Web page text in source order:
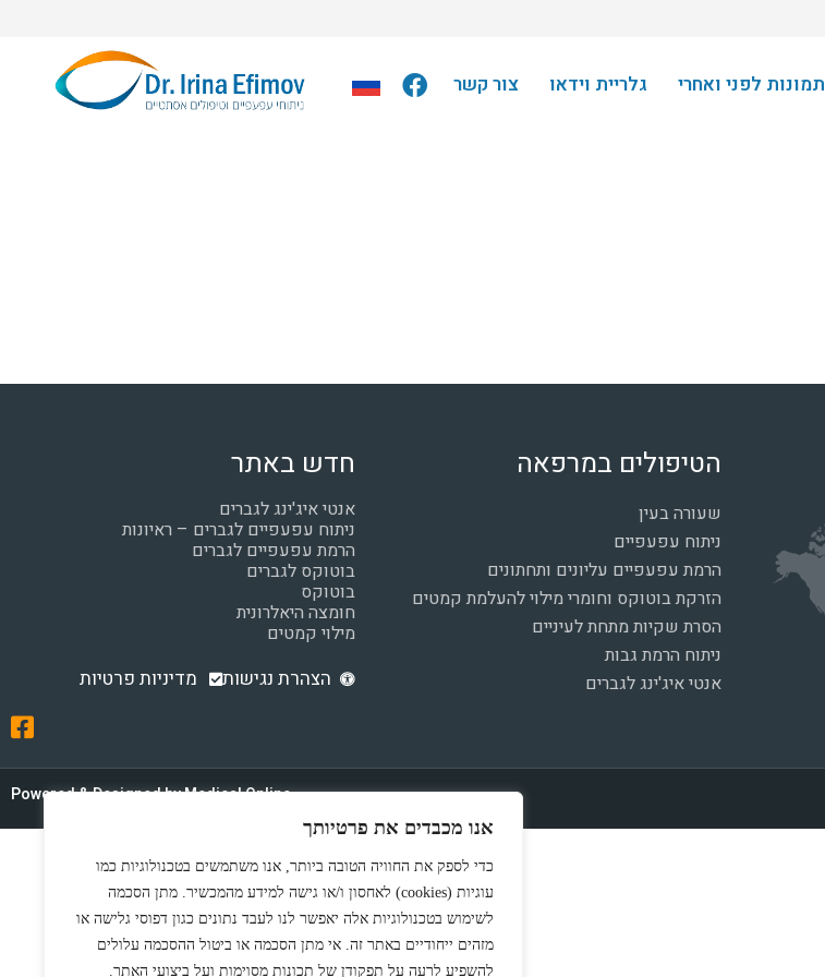
אנו מכבדים את פרטיותך
כדי לספק את החוויה הטובה ביותר, אנו משתמשים בטכנולוגיות כמו
עוגיות (cookies) לאחסון ו/או גישה למידע מהמכשיר. מתן הסכמה
לשימוש בטכנולוגיות אלה יאפשר לנו לעבד נתונים כגון דפוסי גלישה או
מזהים ייחודיים באתר זה. אי מתן הסכמה או ביטול ההסכמה עלולים
להשפיע לרעה על תפקודן של תכונות מסוימות ועל ביצועי האתר.
תמונות לפני ואחרי גלריית וידאו צור קשר
הטיפולים במרפאה
שעורה בעין
ניתוח עפעפיים
הרמת עפעפיים עליונים ותחתונים
הזרקת בוטוקס וחומרי מילוי להעלמת קמטים
הסרת שקיות מתחת לעיניים
ניתוח הרמת גבות
אנטי איג'ינג לגברים
חדש באתר
אנטי איג'ינג לגברים
ניתוח עפעפיים לגברים – ראיונות
הרמת עפעפיים לגברים
בוטוקס לגברים
בוטוקס
חומצה היאלרונית
מילוי קמטים
הצהרת נגישות מדיניות פרטיות
Powered & Designed by Medical Online